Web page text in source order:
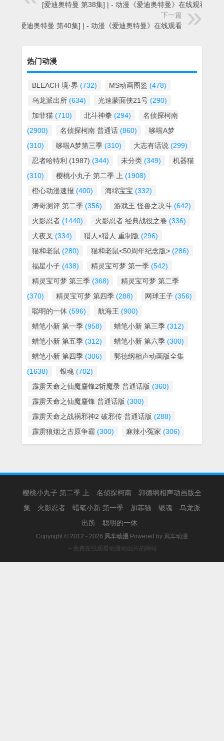
[爱迪奥特曼 第38集] | - 动漫《爱迪奥特曼》在线观看
下一篇
[爱迪奥特曼 第40集] | - 动漫《爱迪奥特曼》在线观看
热门动漫
BLEACH 境·界 (732) MS动画图鉴 (478)
乌龙派出所 (634) 光速蒙面侠21号 (290)
加菲猫 (710) 北斗神拳 (294)
名侦探柯南
(2900)
名侦探柯南 普通话 (860)
哆啦A梦
(310)
哆啦A梦第三季 (310) 大志有话说 (299)
忍者哈特利 (1987) (344) 未分类 (349)
机器猫
(310)
樱桃小丸子 第二季 上 (1908)
橙心动漫速报 (400) 海绵宝宝 (332)
涛哥测评 第二季 (356) 游戏王 怪兽之决斗 (642)
火影忍者 (1440) 火影忍者 经典战役之卷 (336)
犬夜叉 (334) 猎人×猎人 重制版 (296)
猫和老鼠 (280) 猫和老鼠<50周年纪念版> (286)
福星小子 (438) 精灵宝可梦 第一季 (542)
精灵宝可梦 第三季 (368)
精灵宝可梦 第二季
(370)
精灵宝可梦 第四季 (288) 网球王子 (356)
聪明的一休 (596) 航海王 (900)
蜡笔小新 第一季 (958) 蜡笔小新 第三季 (312)
蜡笔小新 第五季 (312) 蜡笔小新 第六季 (300)
蜡笔小新 第四季 (306)
郭德纲相声动画版全集
(1638)
银魂 (702)
霹雳天命之仙魔鏖锋2斩魔录 普通话版 (360)
霹雳天命之仙魔鏖锋 普通话版 (300)
霹雳天命之战祸邪神2 破邪传 普通话版 (288)
霹雳狼烟之古原争霸 (300) 麻辣小冤家 (306)
樱桃小丸子 第二季 上 名侦探柯南
郭德纲相声动画版全
集
火影忍者 蜡笔小新 第一季 加菲猫 银魂
乌龙派
出所
聪明的一休
Copyright © 2012 - 2026 风车动漫 Powered by 风车动漫
－免费在线观看动漫动画片的网站